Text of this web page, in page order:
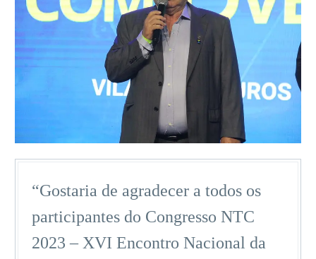
“Gostaria de agradecer a todos os
participantes do Congresso NTC
2023 – XVI Encontro Nacional da